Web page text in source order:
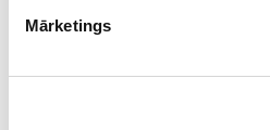
Mārketingsiepirkumu likuma un
Valsts ieņēmumu dienestu
nodokļu nomaksas un